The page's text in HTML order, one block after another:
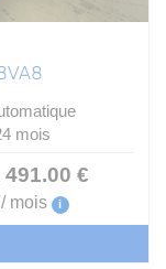
mois
491.00 €
/ mois i